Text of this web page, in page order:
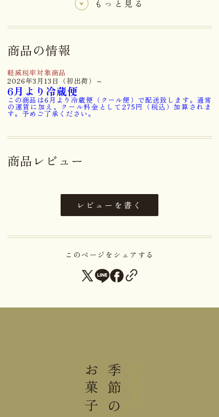
【開運老松】 自由な発想こそ、開運堂の神髄小豆と
シナモンの奇抜な組み合わせが、独特で絶妙な味わ
いの、他には無い珍しい蒸菓子です。「開運老松」
は、創業８０周年を記念して１９６４年に創作しま
した。創作から60年を超える歴史ある開運老松は
「真味糖」と並ぶ、信州の代表銘菓として、高い評
価をいただいております。中側は小豆のつぶあん、
外側はこしあん。あんでできた蒸菓子。老幹を写実
した姿は雅趣に富み、松の実を配して不老長寿を念
お誕生日や敬老の日などのお祝い事や内祝いの返礼
子です。大納言小豆を用いた小豆のつぶあんに栗を
配し、つくね芋を混ぜ込んだ上質な生地で巻きまし
た。開運堂あづみの菓遊庭開店記念に、春先の雪山
に現れる「雪形」をイメージして創作した季節限定
昔から様々な形に見立て、北アルプスに「雪形」が
現れると信州安曇野地方では“農作業を始める”自然
もっと見る
商品の情報
軽減税率対象商品
2026年3月13日（初出荷）～
6月より冷蔵便
この商品は6月より冷蔵便（クール便）で配送致します。通常
の運賃に加え、クール料金として275円（税込）加算されま
す。予めご了承ください。
商品レビュー
レビューを書く
このページをシェアする
Seasonal
季節の
お菓子